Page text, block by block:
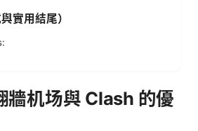
實用結尾）
牆机场與 Clash 的優